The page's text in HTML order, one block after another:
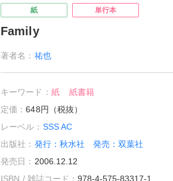
紙 単行本
Family
著者名： 祐也
キーワード： 紙
紙書籍
定価：648円（税抜）
レーベル： SSS AC
出版社： 発行：秋水社 発売：双葉社
発売日： 2006.12.12
ISBN / 雑誌コード： 978-4-575-83317-1